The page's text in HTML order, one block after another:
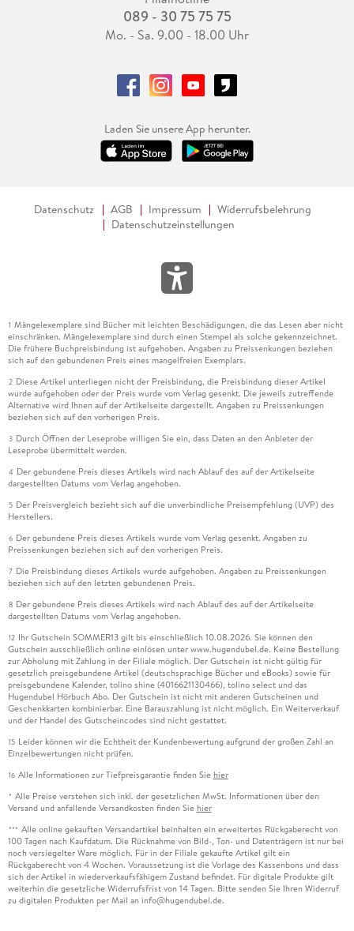
089 - 30 75 75 75
Mo. - Sa. 9.00 - 18.00 Uhr
Laden Sie unsere App herunter.
Datenschutz AGB Impressum
Widerrufsbelehrung
Datenschutzeinstellungen
1 Mängelexemplare sind Bücher mit leichten Beschädigungen, die das Lesen aber nicht
einschränken. Mängelexemplare sind durch einen Stempel als solche gekennzeichnet.
Die frühere Buchpreisbindung ist aufgehoben. Angaben zu Preissenkungen beziehen
sich auf den gebundenen Preis eines mangelfreien Exemplars.
2 Diese Artikel unterliegen nicht der Preisbindung, die Preisbindung dieser Artikel
wurde aufgehoben oder der Preis wurde vom Verlag gesenkt. Die jeweils zutreffende
Alternative wird Ihnen auf der Artikelseite dargestellt. Angaben zu Preissenkungen
beziehen sich auf den vorherigen Preis.
3 Durch Öffnen der Leseprobe willigen Sie ein, dass Daten an den Anbieter der
Leseprobe übermittelt werden.
4 Der gebundene Preis dieses Artikels wird nach Ablauf des auf der Artikelseite
dargestellten Datums vom Verlag angehoben.
5 Der Preisvergleich bezieht sich auf die unverbindliche Preisempfehlung (UVP) des
Herstellers.
6 Der gebundene Preis dieses Artikels wurde vom Verlag gesenkt. Angaben zu
Preissenkungen beziehen sich auf den vorherigen Preis.
7 Die Preisbindung dieses Artikels wurde aufgehoben. Angaben zu Preissenkungen
beziehen sich auf den letzten gebundenen Preis.
8 Der gebundene Preis dieses Artikels wird nach Ablauf des auf der Artikelseite
dargestellten Datums vom Verlag angehoben.
12 Ihr Gutschein SOMMER13 gilt bis einschließlich 10.08.2026. Sie können den
Gutschein ausschließlich online einlösen unter www.hugendubel.de. Keine Bestellung
zur Abholung mit Zahlung in der Filiale möglich. Der Gutschein ist nicht gültig für
gesetzlich preisgebundene Artikel (deutschsprachige Bücher und eBooks) sowie für
preisgebundene Kalender, tolino shine (4016621130466), tolino select und das
Hugendubel Hörbuch Abo. Der Gutschein ist nicht mit anderen Gutscheinen und
Geschenkkarten kombinierbar. Eine Barauszahlung ist nicht möglich. Ein Weiterverkauf
und der Handel des Gutscheincodes sind nicht gestattet.
15 Leider können wir die Echtheit der Kundenbewertung aufgrund der großen Zahl an
Einzelbewertungen nicht prüfen.
16 Alle Informationen zur Tiefpreisgarantie finden Sie hier
* Alle Preise verstehen sich inkl. der gesetzlichen MwSt. Informationen über den
Versand und anfallende Versandkosten finden Sie hier
*** Alle online gekauften Versandartikel beinhalten ein erweitertes Rückgaberecht von
100 Tagen nach Kaufdatum. Die Rücknahme von Bild-, Ton- und Datenträgern ist nur bei
noch versiegelter Ware möglich. Für in der Filiale gekaufte Artikel gilt ein
Rückgaberecht von 4 Wochen. Voraussetzung ist die Vorlage des Kassenbons und dass
sich der Artikel in wiederverkaufsfähigem Zustand befindet. Für digitale Produkte gilt
weiterhin die gesetzliche Widerrufsfrist von 14 Tagen. Bitte senden Sie Ihren Widerruf
zu digitalen Produkten per Mail an info@hugendubel.de.